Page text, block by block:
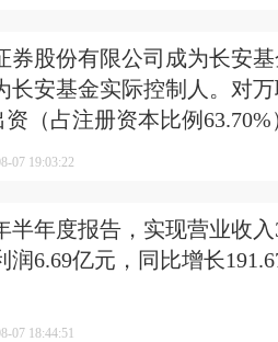
券股份有限公司成为长安
长安基金实际控制人。对
（占注册资本比例63.70%
07 19:03:22
半年度报告，实现营业收
润6.69亿元，同比增长
07 18:44:51